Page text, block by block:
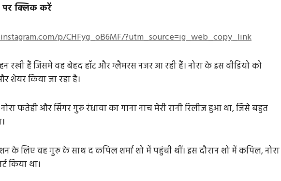
पर क्लिक करें
p/CHFyg_oB6MF/?utm_source=ig_web_copy_link
रखी हैं जिसमें वह बेहद हॉट और ग्लैमरस नजर आ रही हैं। नोरा के इस वीडियो को
शेयर किया जा रहा है।
फतेही और सिंगर गुरु रंधावा का गाना नाच मेरी रानी रिलीज हुआ था, जिसे बहुत
के लिए वह गुरु के साथ द कपिल शर्मा शो में पहुंची थीं। इस दौरान शो में कपिल, नोरा
किया था।